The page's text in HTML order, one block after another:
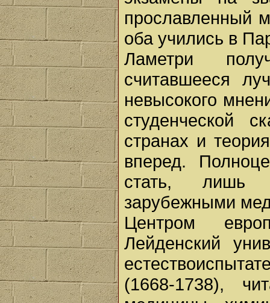
прославленный
оба учились в
Ламетри
считавшееся
невысокого
студенческой
странах и
вперед.
стать, лишь
зарубежными
Центром
Лейденский
(1668-1738),